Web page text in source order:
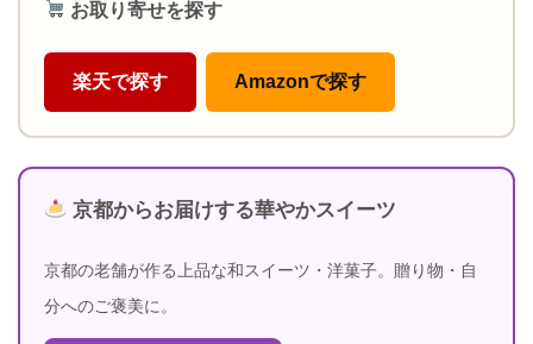
お取り寄せを探す
楽天で探す Amazonで探す
京都からお届けする華やかスイーツ
京都の老舗が作る上品な和スイーツ・洋菓子。贈り物・自
分へのご褒美に。